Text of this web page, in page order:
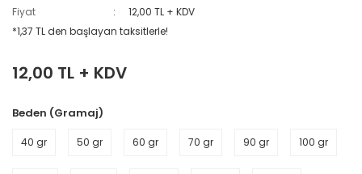
Fiyat
12,00 TL + KDV
*1,37 TL den başlayan taksitlerle!
12,00 TL + KDV
Beden (Gramaj)
40 gr 50 gr 60 gr 70 gr 90 gr 100 gr